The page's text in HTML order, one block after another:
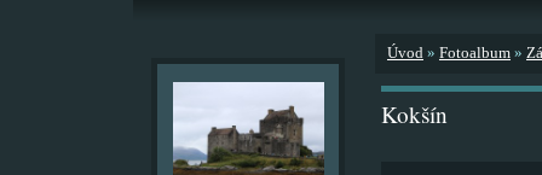
Úvod » Fotoalbum »
Kokšín